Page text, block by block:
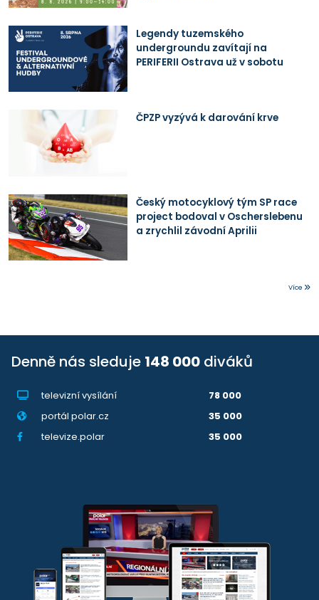
Legendy tuzemského
undergroundu zavítají na
PERIFERII Ostrava už v sobotu
ČPZP vyzývá k darování krve
Český motocyklový tým SP race
project bodoval v Oscherslebenu
a zrychlil závodní Aprilii
Více
Denně nás sleduje 148 000 diváků
televizní vysílání
78 000
portál polar.cz
35 000
televize.polar
35 000